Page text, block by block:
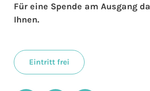
Für eine Spende am Ausgang
Ihnen.
Eintritt frei